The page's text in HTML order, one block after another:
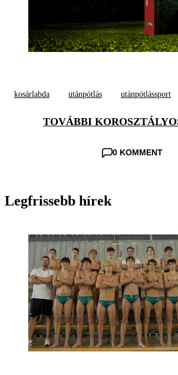
kosárlabda utánpótlás utánpótlássport
TOVÁBBI
0 KOMMENT
Legfrissebb hírek